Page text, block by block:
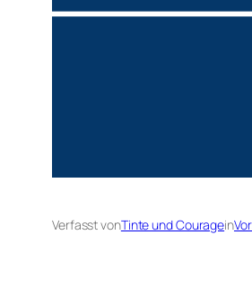
Verfasst vonTinte und Couragein